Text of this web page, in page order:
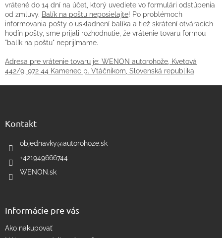
vrátené do 14 dní na účet, ktorý uvediete vo formulári odstúpenia
od zmluvy. Balík na poštu neposielajte! Po problémoch
informovania pošty o uskladnení balíka a tiež skrátení otváracích
hodín pošty, sme prijali rozhodnutie, že vrátenie tovaru formou
"balík na poštu" neprijímame.
Adresa pre vrátenie tovaru je: WENON autorohože, Kvetová
442/9, 972 44 Kamenec p. Vtáčnikom, Slovenská republika
Kontakt
objednavky@autorohoze.sk
+421949666744
WENON.sk
Informácie pre vás
Ako nakupovať